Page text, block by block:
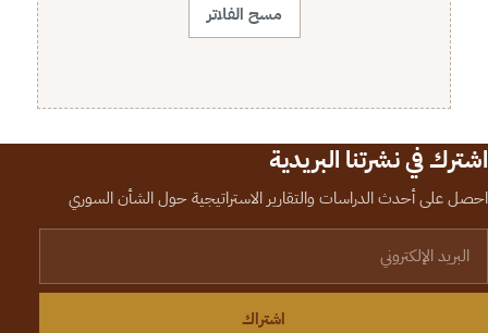
مسح الفلاتر
اشترك في نشرتنا البريدية
احصل على أحدث الدراسات والتقارير الاستراتيجية حول الشأن السوري
اشتراك